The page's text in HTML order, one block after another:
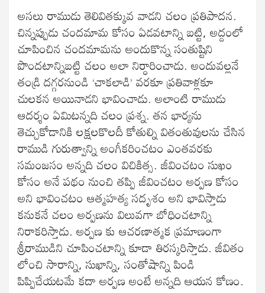
అసలు రాముడు తెలివితక్కువ వాడని చలం ప్రతిపాదన.
చిన్నప్పుడు చందమామ కోసం ఏడవటాన్ని బట్టి, అద్దంలో
చూపించిన చందమామను అందుకొన్న సంతుష్టిని
పొందటాన్నిబట్టి చలం అలా నిర్ధారించాడు. అందువల్లనే
తండ్రి దగ్గరనుండి ‘చాకలాడి’ వరకూ ప్రతివాళ్లకూ
చులకన అయినాడని భావించాడు. అలాంటి రాముడు
ఆదర్శం ఏమిటన్నది చలం ప్రశ్న. తన భార్యను
తెచ్చుకోడానికి లక్షలకొలదీ కోతుల్ని వితంతువులను చేసిన
రాముడి గురుత్వాన్ని అంగీకరించటం ఎంతవరకు
సమంజసం అన్నది చలం విచికిత్స. జీవించటం సుఖం
కోసం అనే పథం నుంచి తప్పి జీవించటం అర్పణ కోసం
అని భావించటం ఆత్మహత్య సదృశం అని భావిస్తాడు
కనుకనే చలం అర్పణను విలువగా బోధించటాన్ని
నిరాకరిస్తాడు. అర్పణ కు ఆచరణాత్మక ప్రమాణంగా
శ్రీరాముడిని చూపించటాన్ని కూడా తిరస్కరిస్తాడు. జీవితం
లోంచి సారాన్ని, సుఖాన్ని, సంతోషాన్ని పిండి
పిప్పిచేయటమే కదా అర్పణ అంటే అన్నది ఆయన కోణం.